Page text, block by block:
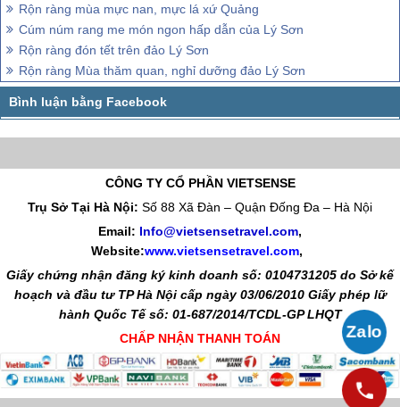
Rộn ràng mùa mực nan, mực lá xứ Quảng
Cúm núm rang me món ngon hấp dẫn của Lý Sơn
Rộn ràng đón tết trên đảo Lý Sơn
Rộn ràng Mùa thăm quan, nghỉ dưỡng đảo Lý Sơn
CÔNG TY CỔ PHẦN VIETSENSE
Trụ Sở Tại Hà Nội: Số 88 Xã Đàn – Quận Đống Đa – Hà Nội
Email: Info@vietsensetravel.com,
Website:www.vietsensetravel.com,
Giấy chứng nhận đăng ký kinh doanh số: 0104731205 do Sở kế
hoạch và đầu tư TP Hà Nội cấp ngày 03/06/2010 Giấy phép lữ
hành Quốc Tế số: 01-687/2014/TCDL-GP LHQT
CHẤP NHẬN THANH TOÁN